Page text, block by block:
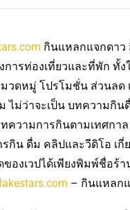
กินแหลกแจกดาว
การท่องเที่ยวและที่พัก ทั้
วดหมู่ โปรโมชั่น ส่วนลด
ไม่ว่าจะเป็น บทความกิ
ความการกินตามเทศกา
รกิน ดื่ม คลิปและวีดิโอ เ
องเวปได้เพียงพิมพ์ชื่อร้
– กินแหลก